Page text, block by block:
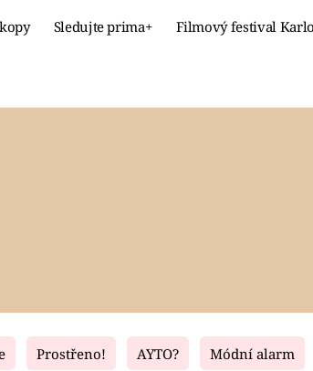
Sledujte prima+ Filmový festival
Fresh Living
Prostřeno! AYTO? Módní alarm